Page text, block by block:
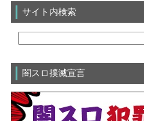
サイト内検索
闇スロ撲滅宣言